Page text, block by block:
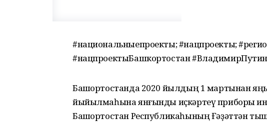
#национальныепроекты; #нацпроекты;
#нацпроектыБашкортостан #ВладимирПутин
Башҡортостанда 2020 йылдың 1 мартынан
йыйылмаһына янғынды иҫкәртеү приборы
Башҡортостан Республикаһының Ғәҙәттән